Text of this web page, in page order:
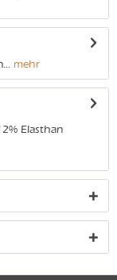
mehr
Elasthan